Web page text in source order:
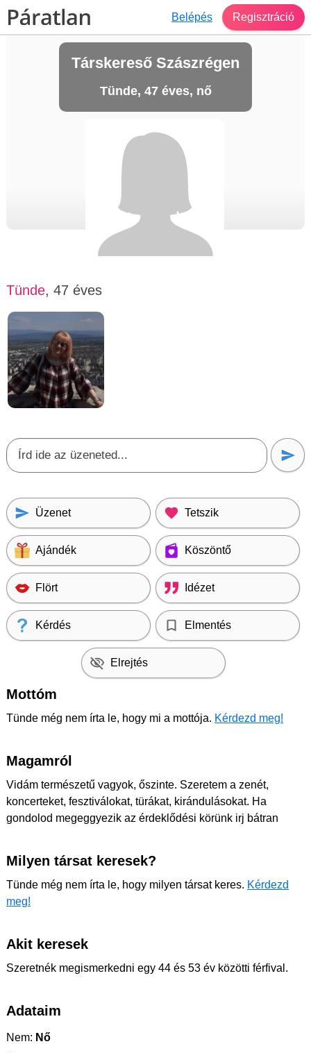
Belépés Regisztráció
Társkereső Szászrégen
Tünde, 47 éves, nő
Tünde, 47 éves
Üzenet Tetszik
Ajándék Köszöntő
Flört Idézet
Kérdés Elmentés
Elrejtés
Mottóm
Tünde még nem írta le, hogy mi a mottója. Kérdezd meg!
Magamról
Vidám természetű vagyok, őszinte. Szeretem a zenét,
koncerteket, fesztiválokat, türákat, kirándulásokat. Ha
gondolod megeggyezik az érdeklődési körünk irj bátran
Milyen társat keresek?
Tünde még nem írta le, hogy milyen társat keres. Kérdezd
meg!
Akit keresek
Szeretnék megismerkedni egy 44 és 53 év közötti férfival.
Adataim
Nem: Nő